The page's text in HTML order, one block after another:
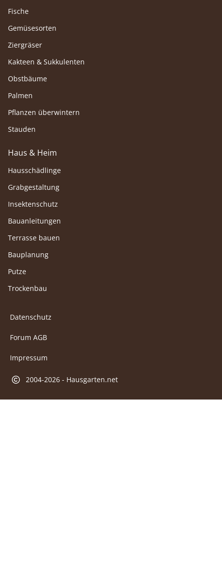
Fische
Gemüsesorten
Ziergräser
Kakteen & Sukkulenten
Obstbäume
Palmen
Pflanzen überwintern
Stauden
Haus & Heim
Hausschädlinge
Grabgestaltung
Insektenschutz
Bauanleitungen
Terrasse bauen
Bauplanung
Putze
Trockenbau
Datenschutz
Forum AGB
Impressum
2004-2026 - Hausgarten.net